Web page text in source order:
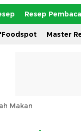
Resep Pembaca
Master
Makan